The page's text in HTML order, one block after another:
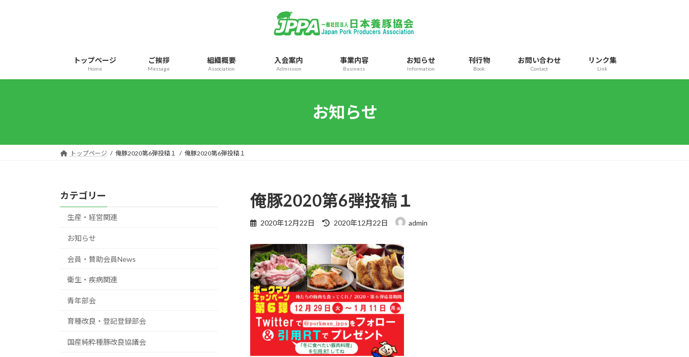
ス
ン
トップページ
Home
ご挨拶
Message
組織概要
Association
入会案内
Admission
事業内容
Business
お知らせ
Information
刊行物
Book
お問い合わせ
Contact
リンク集
Link
お知らせ
トップページ 俺豚2020第6弾投稿１ 俺豚2020第6弾投稿１
俺豚2020第6弾投稿１
2020年12月22日
最
新
日
時
:
2020年12月22日 admin
カテゴリー
生産・経営関連
お知らせ
会員・賛助会員News
衛生・疾病関連
青年部会
育種改良・登記登録部会
国産純粋種豚改良協議会